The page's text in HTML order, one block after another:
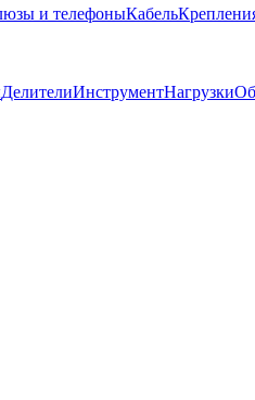
и телефоныКабель
ДелителиИнструментНагрузки